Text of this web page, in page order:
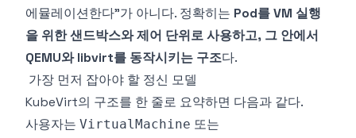
에뮬레이션한다"가 아니다. 정확히는 Pod를 VM 실행
을 위한 샌드박스와 제어 단위로 사용하고, 그 안에서
QEMU와 libvirt를 동작시키는 구조다.
가장 먼저 잡아야 할 정신 모델
KubeVirt의 구조를 한 줄로 요약하면 다음과 같다.
사용자는 VirtualMachine 또는